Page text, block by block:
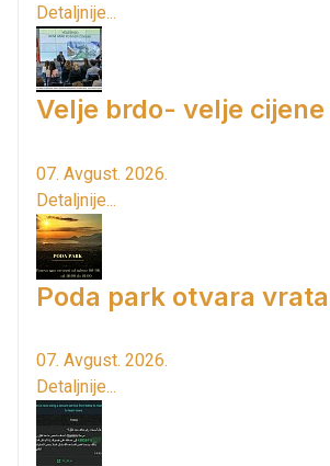
Detaljnije...
Velje brdo- velje
07. Avgust. 2026.
Detaljnije...
Poda park otvara
07. Avgust. 2026.
Detaljnije...